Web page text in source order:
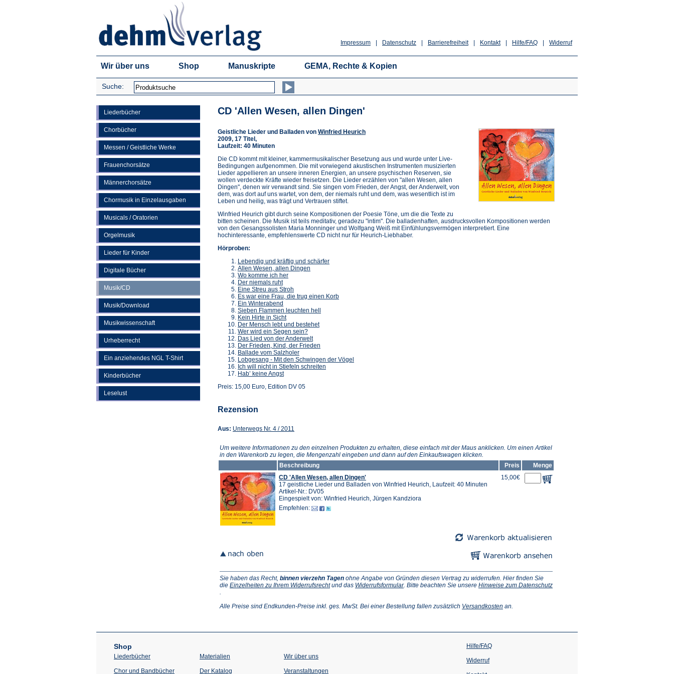
Widerruf
Hilfe/FAQ
Kontakt
Barrierefreiheit
Datenschutz
Impressum
Wir über uns Shop Manuskripte GEMA, Rechte & Kopien
Suche:
Liederbücher
Chorbücher
Messen / Geistliche Werke
Frauenchorsätze
Männerchorsätze
Chormusik in Einzelausgaben
Musicals / Oratorien
Orgelmusik
Lieder für Kinder
Digitale Bücher
Musik/CD
Musik/Download
Musikwissenschaft
Urheberrecht
Ein anziehendes NGL T-Shirt
Kinderbücher
Leselust
CD 'Allen Wesen, allen Dingen'
Geistliche Lieder und Balladen von Winfried Heurich
2009, 17 Titel,
Laufzeit: 40 Minuten
Die CD kommt mit kleiner, kammermusikalischer Besetzung aus und wurde unter Live-
Bedingungen aufgenommen. Die mit vorwiegend akustischen Instrumenten musizierten
Lieder appellieren an unsere inneren Energien, an unsere psychischen Reserven, sie
wollen verdeckte Kräfte wieder freisetzen. Die Lieder erzählen von "allen Wesen, allen
Dingen", denen wir verwandt sind. Sie singen vom Frieden, der Angst, der Anderwelt, von
dem, was dort auf uns wartet, von dem, der niemals ruht und dem, was wesentlich ist im
Leben und heilig, was trägt und Vertrauen stiftet.
Winfried Heurich gibt durch seine Kompositionen der Poesie Töne, um die die Texte zu
bitten scheinen. Die Musik ist teils meditativ, geradezu "intim". Die balladenhaften, ausdrucksvollen Kompositionen werden
von den Gesangssolisten Maria Monninger und Wolfgang Weiß mit Einfühlungsvermögen interpretiert. Eine
hochinteressante, empfehlenswerte CD nicht nur für Heurich-Liebhaber.
Hörproben:
Lebendig und kräftig und schärfer
Allen Wesen, allen Dingen
Wo komme ich her
Der niemals ruht
Eine Streu aus Stroh
Es war eine Frau, die trug einen Korb
Ein Winterabend
Sieben Flammen leuchten hell
Kein Hirte in Sicht
Der Mensch lebt und bestehet
Wer wird ein Segen sein?
Das Lied von der Anderwelt
Der Frieden, Kind, der Frieden
Ballade vom Salzholer
Lobgesang - Mit den Schwingen der Vögel
Ich will nicht in Stiefeln schreiten
Hab’ keine Angst
Preis: 15,00 Euro, Edition DV 05
Rezension
Aus: Unterwegs Nr. 4 / 2011
neuen
Tab)
Um weitere Informationen zu den einzelnen Produkten zu erhalten, diese einfach mit der Maus anklicken. Um einen Artikel
in den Warenkorb zu legen, die Mengenzahl eingeben und dann auf den Einkaufswagen klicken.
Beschreibung
Preis
Menge
CD 'Allen Wesen, allen Dingen'
17 geistliche Lieder und Balladen von Winfried Heurich, Laufzeit: 40 Minuten
Artikel-Nr.: DV05
Eingespielt von: Winfried Heurich, Jürgen Kandziora
Empfehlen:
15,00€
Sie haben das Recht, binnen vierzehn Tagen ohne Angabe von Gründen diesen Vertrag zu widerrufen. Hier finden Sie
die Einzelheiten zu Ihrem Widerrufsrecht(Öffnet
neuen
und das Widerrufsformular(Öffnet
neuen
. Bitte beachten Sie unsere Hinweise zum Datenschutz
einem
.
Alle Preise sind Endkunden-Preise inkl. ges. MwSt. Bei einer Bestellung fallen zusätzlich Versandkosten (Öffnet
Tab)
an.
Shop
Liederbücher
Chor und Bandbücher
Materialien
Der Katalog
Wir über uns
Veranstaltungen
Hilfe/FAQ
Widerruf